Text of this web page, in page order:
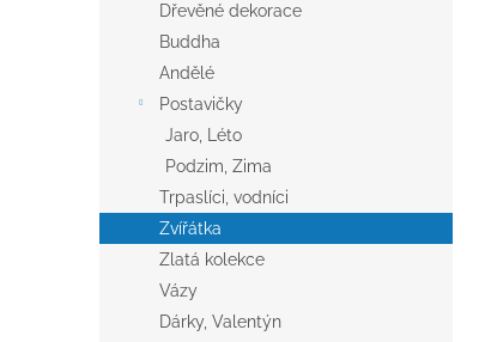
Dřevěné dekorace
Buddha
Andělé
Postavičky
Jaro, Léto
Podzim, Zima
Trpaslíci, vodníci
Zvířátka
Zlatá kolekce
Vázy
Dárky, Valentýn